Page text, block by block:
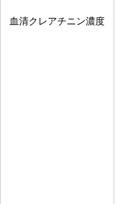
血清クレアチニン濃度